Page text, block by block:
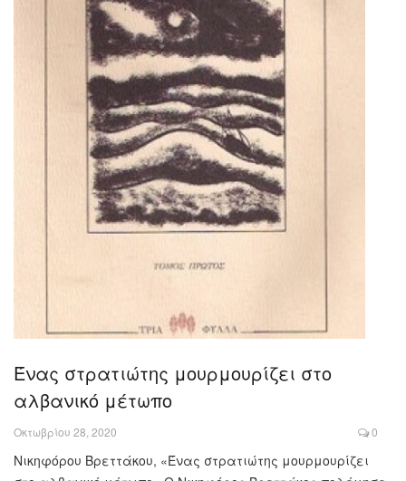
Ένας στρατιώτης μουρμουρίζει στο
αλβανικό μέτωπο
Οκτωβρίου 28, 2020 0
Nικηφόρου Βρεττάκου, «Ένας στρατιώτης μουρμουρίζει